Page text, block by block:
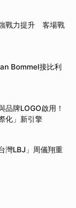
戰力提升 客場戰
Bommel接比利
品牌LOGO啟用！
化」新引擎
灣LBJ」周儀翔重